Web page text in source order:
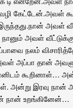
கேட்டேன்.அவள்
அவள்
அவள்
நலம்
அப்பா தான்
கூறினாள்…
அன்று இரவு
நான் உறங்கினேன்…